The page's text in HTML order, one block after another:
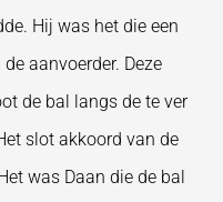
Hij was het die een
aanvoerder. Deze
de bal langs de te ver
slot akkoord van de
was Daan die de bal